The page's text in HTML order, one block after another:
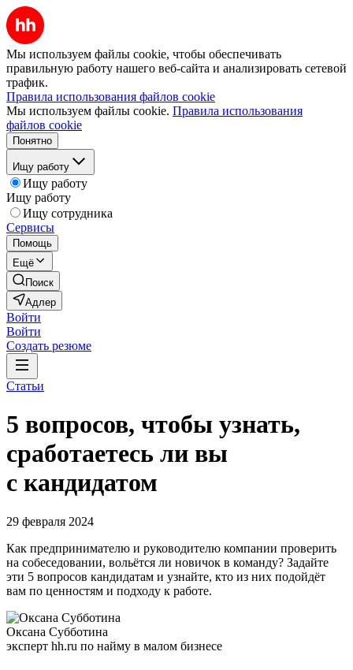
Мы используем файлы cookie, чтобы обеспечивать
правильную работу нашего веб-сайта и анализировать сетевой
трафик.
Правила использования файлов cookie
Мы используем файлы cookie. Правила использования
файлов cookie
Понятно
Ищу работу
Ищу работу
Ищу работу
Ищу сотрудника
Сервисы
Помощь
Ещё
Поиск
Адлер
Войти
Войти
Создать резюме
Статьи
5 вопросов, чтобы узнать,
сработаетесь ли вы
с кандидатом
29 февраля 2024
Как предпринимателю и руководителю компании проверить
на собеседовании, вольётся ли новичок в команду? Задайте
эти 5 вопросов кандидатам и узнайте, кто из них подойдёт
вам по ценностям и подходу к работе.
Оксана Субботина
эксперт hh.ru по найму в малом бизнесе